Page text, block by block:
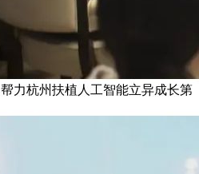
力杭州扶植人工智能立异成长第